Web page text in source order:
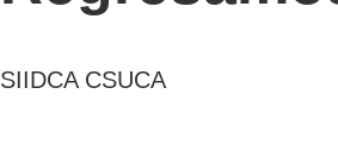
SIIDCA CSUCA